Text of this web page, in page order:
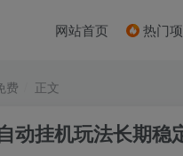
网站首页 热门
费 正文
动挂机玩法长期稳